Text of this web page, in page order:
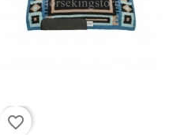
favorite_border